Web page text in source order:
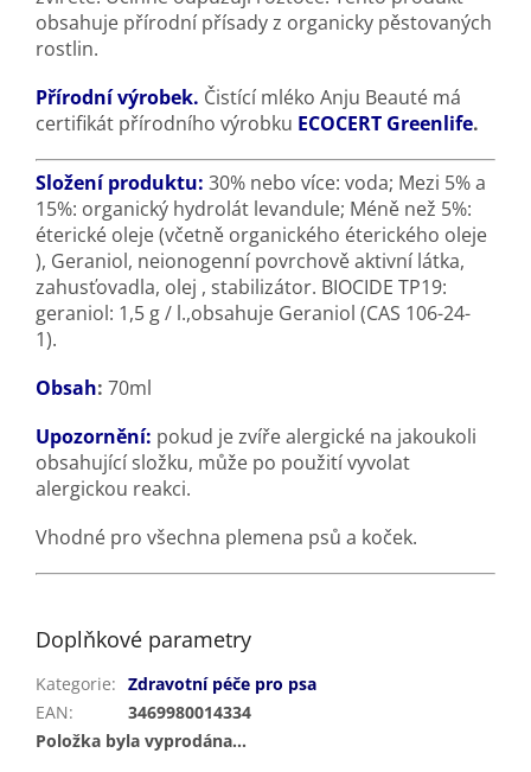
obsahuje přírodní přísady z organicky pěstovaných
rostlin.
Přírodní výrobek. Čistící mléko Anju Beauté má
certifikát přírodního výrobku ECOCERT Greenlife.
Složení produktu: 30% nebo více: voda; Mezi 5% a
15%: organický hydrolát levandule; Méně než 5%:
éterické oleje (včetně organického éterického oleje
), Geraniol, neionogenní povrchově aktivní látka,
zahusťovadla, olej , stabilizátor. BIOCIDE TP19:
geraniol: 1,5 g / l.,obsahuje Geraniol (CAS 106-24-
1).
Obsah: 70ml
Upozornění: pokud je zvíře alergické na jakoukoli
obsahující složku, může po použití vyvolat
alergickou reakci.
Vhodné pro všechna plemena psů a koček.
Doplňkové parametry
Kategorie: Zdravotní péče pro psa
EAN:
3469980014334
Položka byla vyprodána…